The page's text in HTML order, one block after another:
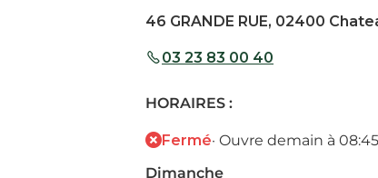
46 GRANDE RUE, 02400
03 23 83 00 40
HORAIRES :
Fermé· Ouvre demain à 08:45
Dimanche